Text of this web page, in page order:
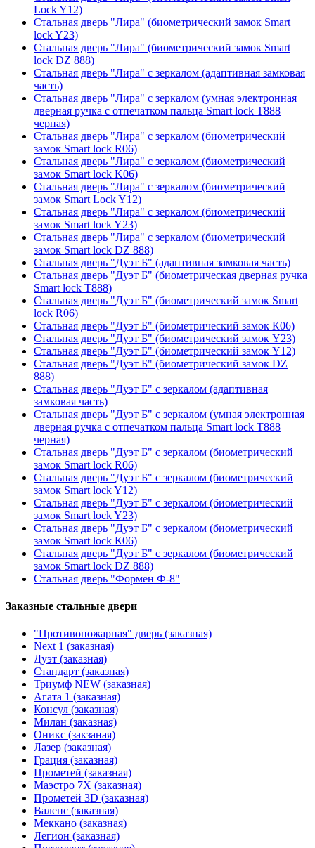
Lock Y12)
Стальная дверь "Лира" (биометрический замок Smart
lock Y23)
Стальная дверь "Лира" (биометрический замок Smart
lock DZ 888)
Стальная дверь "Лира" с зеркалом (адаптивная замковая
часть)
Стальная дверь "Лира" с зеркалом (умная электронная
дверная ручка с отпечатком пальца Smart lock T888
черная)
Стальная дверь "Лира" с зеркалом (биометрический
замок Smart lock R06)
Стальная дверь "Лира" с зеркалом (биометрический
замок Smart lock K06)
Стальная дверь "Лира" с зеркалом (биометрический
замок Smart Lock Y12)
Стальная дверь "Лира" с зеркалом (биометрический
замок Smart lock Y23)
Стальная дверь "Лира" с зеркалом (биометрический
замок Smart lock DZ 888)
Стальная дверь "Дуэт Б" (адаптивная замковая часть)
Стальная дверь "Дуэт Б" (биометрическая дверная ручка
Smart lock T888)
Стальная дверь "Дуэт Б" (биометрический замок Smart
lock R06)
Стальная дверь "Дуэт Б" (биометрический замок К06)
Стальная дверь "Дуэт Б" (биометрический замок Y23)
Стальная дверь "Дуэт Б" (биометрический замок Y12)
Стальная дверь "Дуэт Б" (биометрический замок DZ
888)
Стальная дверь "Дуэт Б" с зеркалом (адаптивная
замковая часть)
Стальная дверь "Дуэт Б" с зеркалом (умная электронная
дверная ручка с отпечатком пальца Smart lock T888
черная)
Стальная дверь "Дуэт Б" с зеркалом (биометрический
замок Smart lock R06)
Стальная дверь "Дуэт Б" с зеркалом (биометрический
замок Smart lock Y12)
Стальная дверь "Дуэт Б" с зеркалом (биометрический
замок Smart lock Y23)
Стальная дверь "Дуэт Б" с зеркалом (биометрический
замок Smart lock К06)
Стальная дверь "Дуэт Б" с зеркалом (биометрический
замок Smart lock DZ 888)
Стальная дверь "Формен Ф-8"
Заказные стальные двери
"Противопожарная" дверь (заказная)
Next 1 (заказная)
Дуэт (заказная)
Стандарт (заказная)
Триумф NEW (заказная)
Агата 1 (заказная)
Консул (заказная)
Милан (заказная)
Оникс (закзаная)
Лазер (заказная)
Грация (заказная)
Прометей (заказная)
Маэстро 7Х (заказная)
Прометей 3D (заказная)
Валенс (заказная)
Меккано (заказная)
Легион (заказная)